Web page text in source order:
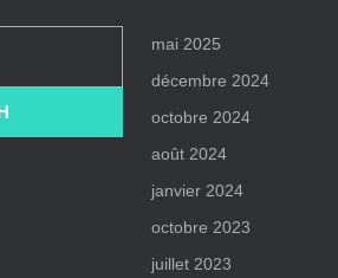
mai 2025
décembre 2024
octobre 2024
août 2024
janvier 2024
octobre 2023
juillet 2023